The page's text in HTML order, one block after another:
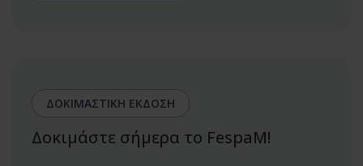
ΔΟΚΙΜΑΣΤΙΚΗ ΕΚΔΟΣΗ
Δοκιμάστε σήμερα το FespaM!